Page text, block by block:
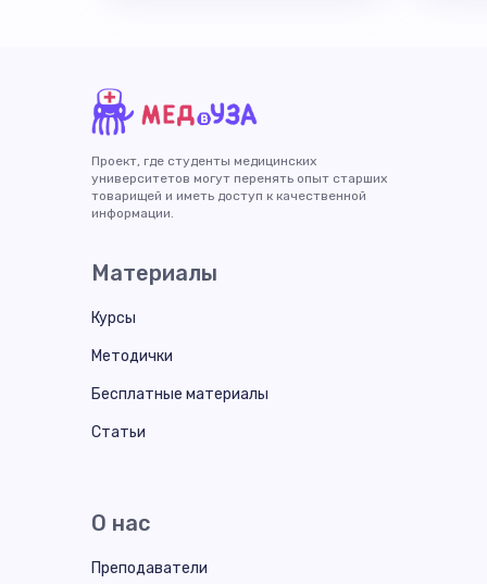
Проект, где студенты медицинских
университетов могут перенять опыт старших
товарищей и иметь доступ к качественной
информации.
Материалы
Курсы
Методички
Бесплатные материалы
Статьи
О нас
Преподаватели